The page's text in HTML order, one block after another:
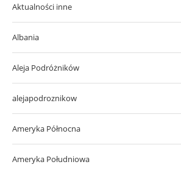
Aktualności inne
Albania
Aleja Podróżników
alejapodroznikow
Ameryka Północna
Ameryka Południowa